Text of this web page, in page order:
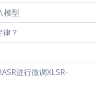
模型
？
进行微调XLSR-